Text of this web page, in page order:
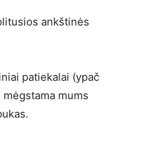
ankštinės
patiekalai (ypač
mums